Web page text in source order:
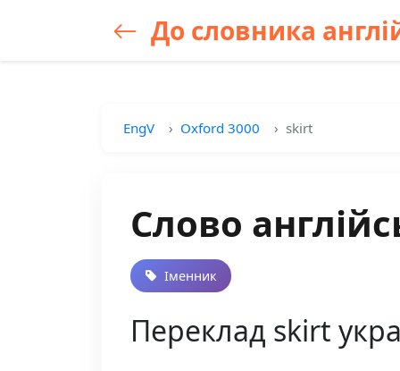
До словника
EngV Oxford 3000 skirt
Слово
Іменник
Переклад skirt